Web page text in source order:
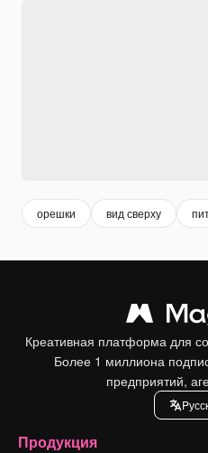
орешки вид сверху
Креативная платформа для
Более 1 миллиона
предприятий,
Продукция